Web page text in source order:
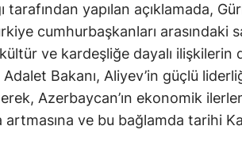
yapılan açıklamada,
cumhurbaşkanları arasındaki
ve kardeşliğe dayalı ilişkilerin
Bakanı, Aliyev’in güçlü
Azerbaycan’ın ekonomik
artmasına ve bu bağlamda tarihi